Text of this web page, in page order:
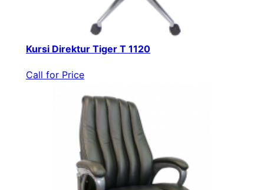
Kursi Direktur Tiger T 1120
Call for Price